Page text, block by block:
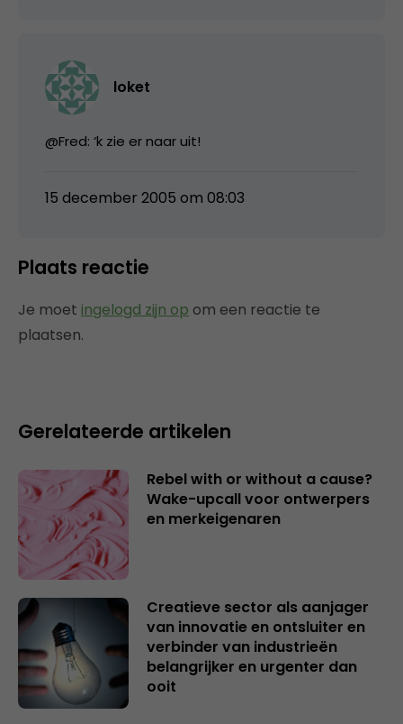
loket
@Fred: ‘k zie er naar uit!
15 december 2005 om 08:03
Plaats reactie
Je moet ingelogd zijn op om een reactie te
plaatsen.
Gerelateerde artikelen
Rebel with or without a cause?
Wake-upcall voor ontwerpers
en merkeigenaren
Creatieve sector als aanjager
van innovatie en ontsluiter en
verbinder van industrieën
belangrijker en urgenter dan
ooit